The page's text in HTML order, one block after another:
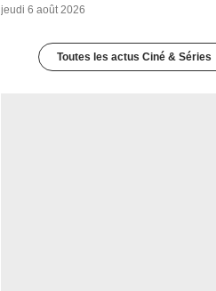
jeudi 6 août 2026
Toutes les actus Ciné & Séries